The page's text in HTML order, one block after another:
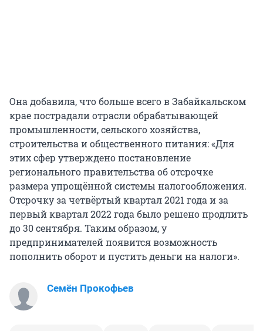
Она добавила, что больше всего в Забайкальском
крае пострадали отрасли обрабатывающей
промышленности, сельского хозяйства,
строительства и общественного питания: «Для
этих сфер утверждено постановление
регионального правительства об отсрочке
размера упрощённой системы налогообложения.
Отсрочку за четвёртый квартал 2021 года и за
первый квартал 2022 года было решено продлить
до 30 сентября. Таким образом, у
предпринимателей появится возможность
пополнить оборот и пустить деньги на налоги».
Семён Прокофьев